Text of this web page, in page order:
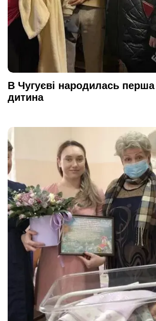
В Чугуєві народилась перша
дитина